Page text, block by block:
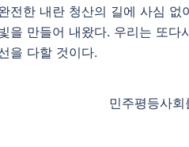
전한 내란 청산의 길에 사심
을 만들어 내왔다. 우리는 또
을 다할 것이다.
민주평등사